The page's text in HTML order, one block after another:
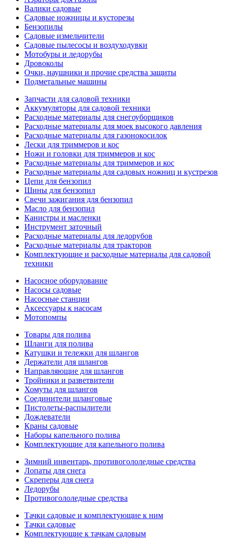
Валики садовые
Садовые ножницы и кусторезы
Бензопилы
Садовые измельчители
Садовые пылесосы и воздуходувки
Мотобуры и ледорубы
Дровоколы
Очки, наушники и прочие средства защиты
Подметальные машины
Запчасти для садовой техники
Аккумуляторы для садовой техники
Расходные материалы для снегоуборщиков
Расходные материалы для моек высокого давления
Расходные материалы для газонокосилок
Лески для триммеров и кос
Ножи и головки для триммеров и кос
Расходные материалы для триммеров и кос
Расходные материалы для садовых ножниц и кустрезов
Цепи для бензопил
Шины для бензопил
Свечи зажигания для бензопил
Масло для бензопил
Канистры и масленки
Инструмент заточный
Расходные материалы для ледорубов
Расходные материалы для тракторов
Комплектующие и расходные материалы для садовой
техники
Насосное оборудование
Насосы садовые
Насосные станции
Аксессуары к насосам
Мотопомпы
Товары для полива
Шланги для полива
Катушки и тележки для шлангов
Держатели для шлангов
Направляющие для шлангов
Тройники и разветвители
Хомуты для шлангов
Соединители шланговые
Пистолеты-распылители
Дождеватели
Краны садовые
Наборы капельного полива
Комплектующие для капельного полива
Зимний инвентарь, противогололедные средства
Лопаты для снега
Скреперы для снега
Ледорубы
Противогололедные средства
Тачки садовые и комплектующие к ним
Тачки садовые
Комплектующие к тачкам садовым